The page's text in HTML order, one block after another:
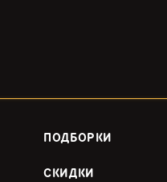
ПОДБОРКИ
СКИДКИ